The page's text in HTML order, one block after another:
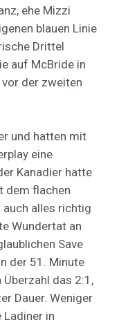
ehe Mizzi
blauen Linie
Drittel
auf McBride in
der zweiten
und hatten mit
eine
Kanadier hatte
dem flachen
alles richtig
Wundertat an
Save
der 51. Minute
das 2:1,
Dauer. Weniger
Ladiner in